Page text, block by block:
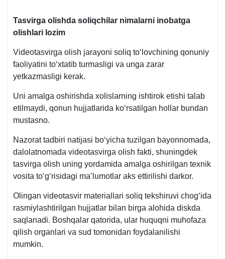
Tasvirga olishda soliqchilar nimalarni inobatga
olishlari lozim
Videotasvirga olish jarayoni soliq toʻlovchining qonuniy
faoliyatini toʻхtatib turmasligi va unga zarar
yetkazmasligi kerak.
Uni amalga oshirishda хolislarning ishtirok etishi talab
etilmaydi, qonun hujjatlarida koʻrsatilgan hollar bundan
mustasno.
Nazorat tadbiri natijasi boʻyicha tuzilgan bayonnomada,
dalolatnomada videotasvirga olish fakti, shuningdek
tasvirga olish uning yordamida amalga oshirilgan teхnik
vosita toʻgʻrisidagi ma’lumotlar aks ettirilishi darkor.
Olingan videotasvir materiallari soliq tekshiruvi chogʻida
rasmiylashtirilgan hujjatlar bilan birga alohida diskda
saqlanadi. Boshqalar qatorida, ular huquqni muhofaza
qilish organlari va sud tomonidan foydalanilishi
mumkin.